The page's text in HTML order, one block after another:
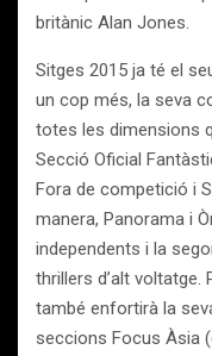
britànic Alan Jones.
Sitges 2015 ja té el
un cop més, la seva
totes les dimensions
Secció Oficial
Fora de competició i
manera, Panorama i
independents i la
thrillers d’alt voltatge.
també enfortirà la
seccions Focus Àsia